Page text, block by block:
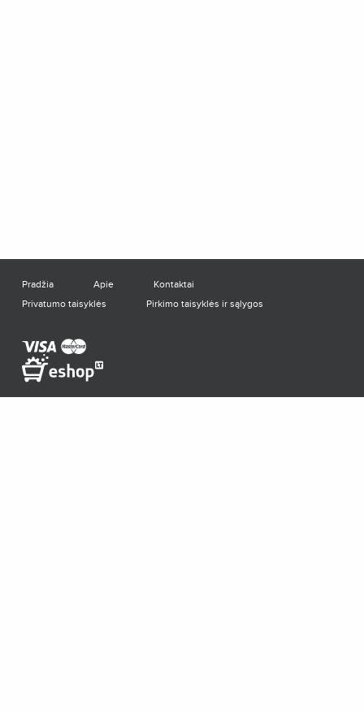
Pradžia Apie
Kontaktai
Privatumo taisyklės
Pirkimo taisyklės ir sąlygos